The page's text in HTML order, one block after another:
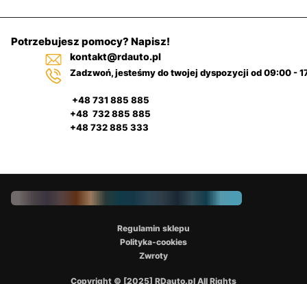
Potrzebujesz pomocy? Napisz!
kontakt@rdauto.pl
Zadzwoń, jesteśmy do twojej dyspozycji od 09:00 -
+48 731 885 885
+48 732 885 885
+48 732 885 333
Copyright © [2025] RDauto.pl All Rights
Regulamin sklepu
Polityka-cookies
Zwroty